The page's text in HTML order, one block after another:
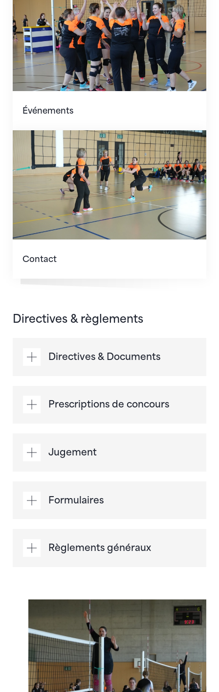
Événements
Contact
Contact
Directives & règlements
Directives & Documents
Prescriptions de concours
Jugement
Formulaires
Règlements généraux